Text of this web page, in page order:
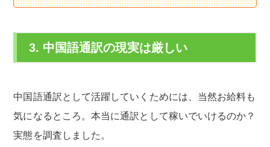
3. 中国語通訳の現実は厳しい
中国語通訳として活躍していくためには、当然お給料も
気になるところ。本当に通訳として稼いでいけるのか？
実態を調査しました。